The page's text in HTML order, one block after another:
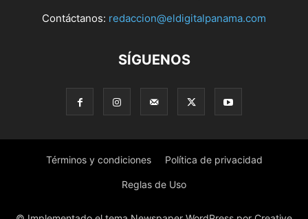
Contáctanos: redaccion@eldigitalpanama.com
SÍGUENOS
Términos y condiciones Política de privacidad
Reglas de Uso